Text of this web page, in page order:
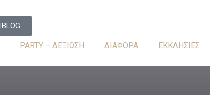
BLOG
PARTY – ΔΕΞΙΩΣΗ ΔΙΑΦΟΡΑ ΕΚΚΛΗΣΙΕΣ